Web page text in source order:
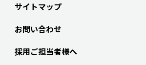
サイトマップ
お問い合わせ
採用ご担当者様へ